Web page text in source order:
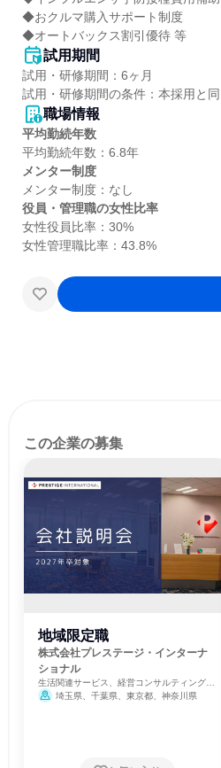
◆おクルマ購入サポート制度
◆オートバックス割引優待 等
試用期間
試用・研修期間：6ヶ月
職場情報
平均勤続年数
メンター制度
役員・管理職の女性比率
女性役員比率：30%
この企業の募集
地域限定職
株式会社プレステージ・インターナ
ショナル
生活関連サービス、経営コンサルティング、
人事・人材サービス
埼玉県、千葉県、東京都、神奈川県